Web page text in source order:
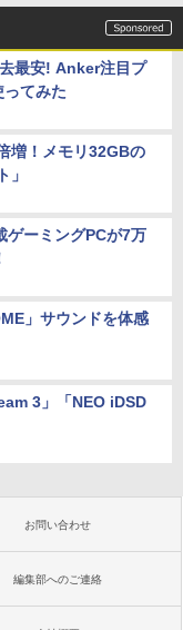
最安! Anker注目プ
ってみた
増！メモリ32GBの
」
ゲーミングPCが7万
」サウンドを体感
3」「NEO iDSD
お問い合わせ
編集部へのご連絡